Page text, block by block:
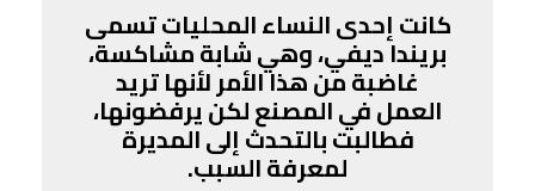
كانت إحدى النساء المحليات تسمى
بريندا ديفي، وهي شابة مشاكسة،
غاضبة من هذا الأمر لأنها تريد
العمل في المصنع لكن يرفضونها،
فطالبت بالتحدث إلى المديرة
لمعرفة السبب.